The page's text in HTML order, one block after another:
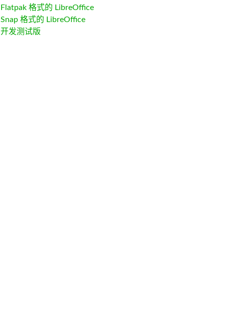
Flatpak 格式的 LibreOffice
Snap 格式的 LibreOffice
开发测试版